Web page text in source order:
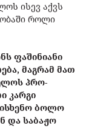
ისევ აქვს
როლი
ფაშინიანი
მაგრამ მათ
პრო-
კარგი
ბოლო
და საბაჟო